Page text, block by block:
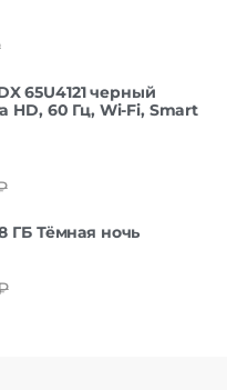
65U4121 черный
HD, 60 Гц, Wi-Fi, Smart
ГБ Тёмная ночь